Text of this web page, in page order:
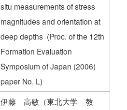
situ measurements of stress
magnitudes and orientation at
deep depths (Proc. of the 12th
Formation Evaluation
Symposium of Japan (2006)
paper No. L)
伊藤 高敏（東北大学 教